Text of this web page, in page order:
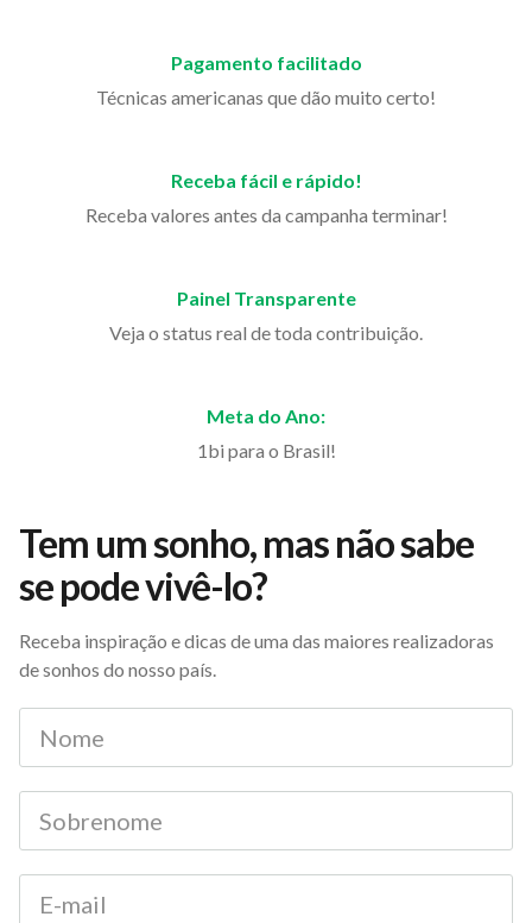
Pagamento facilitado
Técnicas americanas que dão muito certo!
Receba fácil e rápido!
Receba valores antes da campanha terminar!
Painel Transparente
Veja o status real de toda contribuição.
Meta do Ano:
1bi para o Brasil!
Tem um sonho, mas não sabe
se pode vivê-lo?
Receba inspiração e dicas de uma das maiores realizadoras
de sonhos do nosso país.